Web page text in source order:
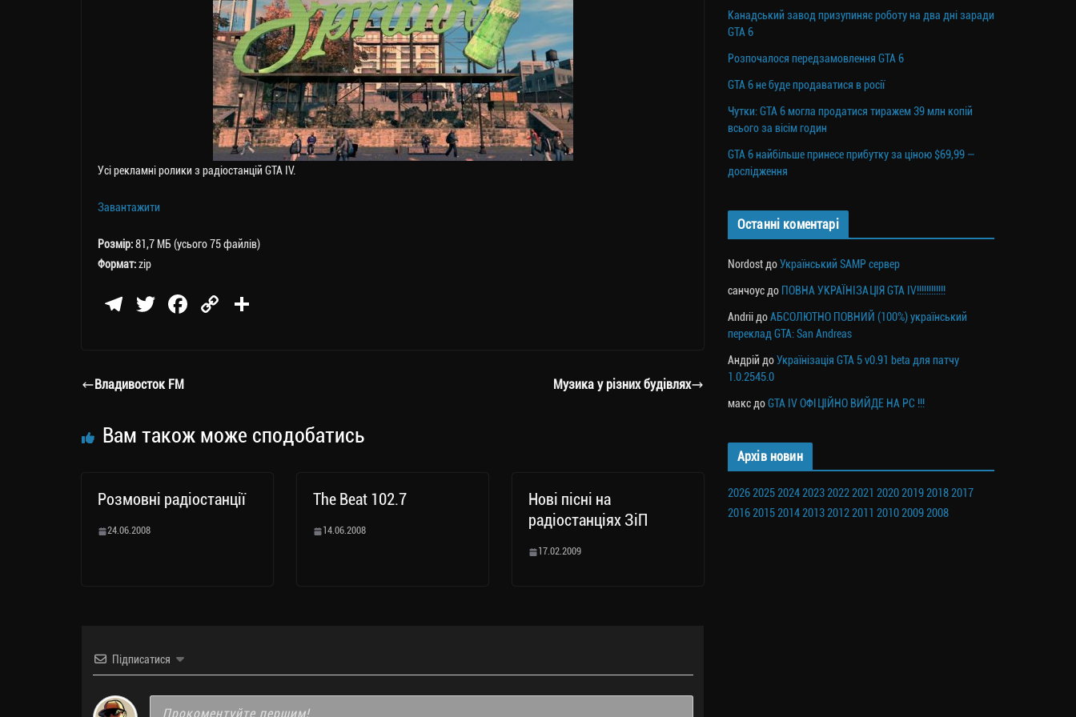
Усі рекламні ролики з радіостанцій GTA IV.
Завантажити
Розмір:81,7 МБ (усього 75 файлів)
Формат:zip
Te
a
T
er
Fa
C
ся
Владивосток FM Музика у різних будівлях
Вам також може сподобатись
Розмовні радіостанції
24.06.2008
The Beat 102.7
14.06.2008
Нові пісні на
радіостанціях ЗіП
17.02.2009
Підписатися
Канадський завод призупиняє роботу на два дні заради
GTA 6
Розпочалося передзамовлення GTA 6
GTA 6 не буде продаватися в росії
Чутки: GTA 6 могла продатися тиражем 39 млн копій
всього за вісім годин
GTA 6 найбільше принесе прибутку за ціною $69,99 —
дослідження
Останні коментарі
Nordost доУкраїнський SAMP сервер
санчоус до ПОВНА УКРАЇНІЗАЦІЯ GTA IV!!!!!!!!!!!!
Andrii доАБСОЛЮТНО ПОВНИЙ (100%) український
переклад GTA: San Andreas
Андрій доУкраїнізація GTA 5 v0.91 beta для патчу
1.0.2545.0
макс доGTA IV ОФІЦІЙНО ВИЙДЕ НА PC !!!
Архів новин
202620252024202320222021 2020201920182017
201620152014201320122011 201020092008